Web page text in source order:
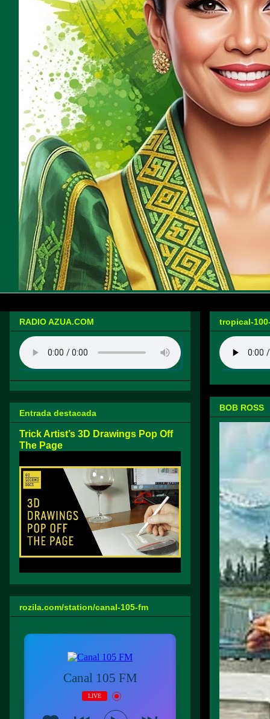
tropical-
BOB ROSS
RADIO AZUA.COM
Entrada destacada
Trick Artist’s 3D Drawings Pop Off
The Page
rozila.com/station/canal-105-fm